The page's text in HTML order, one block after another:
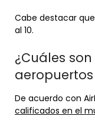
Cabe destacar
al 10.
¿Cuáles
De acuerdo con
calificados en el